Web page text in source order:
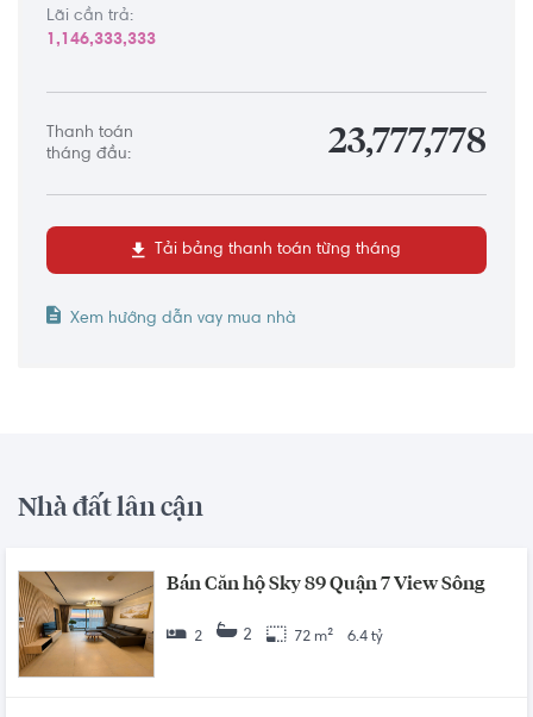
Lãi cần trả:
1,146,333,333
Thanh toán
tháng đầu:
23,777,778
Tải bảng thanh toán từng tháng
Xem hướng dẫn vay mua nhà
Nhà đất lân cận
Bán Căn hộ Sky 89 Quận 7 View Sông
2 2 72 m² 6.4 tỷ